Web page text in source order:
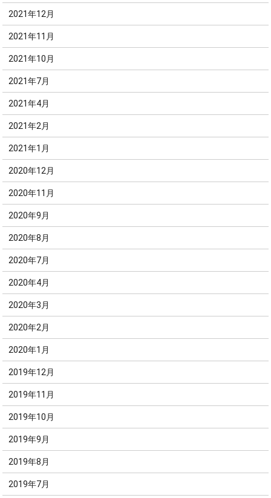
2021年12月
2021年11月
2021年10月
2021年7月
2021年4月
2021年2月
2021年1月
2020年12月
2020年11月
2020年9月
2020年8月
2020年7月
2020年4月
2020年3月
2020年2月
2020年1月
2019年12月
2019年11月
2019年10月
2019年9月
2019年8月
2019年7月